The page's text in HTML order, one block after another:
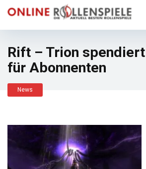
Rift – Trion
für Abonnenten
News